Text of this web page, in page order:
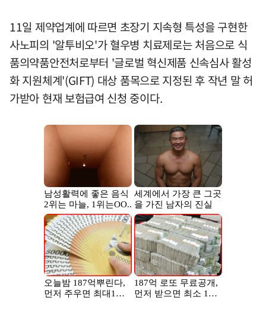
11일 제약업계에 따르면 초장기 지속형 특성을 구현한
사노피의 '알투비오'가 혈우병 치료제로는 처음으로 식
품의약품안전처로부터 '글로벌 혁신제품 신속심사 활성
화 지원체계'(GIFT) 대상 품목으로 지정된 후 작년 말 허
가받아 현재 보험급여 신청 중이다.